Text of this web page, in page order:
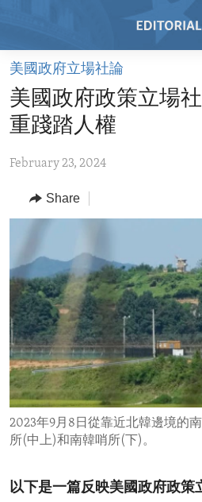
Skip
main
content
to
Navigation
Skip
Search
HOME
VIDEO
REGIONS
AFRICA
ASIA
EUROPE
MIDDLE EAST
TOPICS
SECURITY AND DEFENSE
AID AND DEVELOPMENT
DEMOCRACY AND
ECONOMY AND TRADE
ENVIRONMENT AND HEALTH
IDEALS AND INSTITUTIONS
ABOUT US
FOLLOW US
美國政府立場社論
美國政府政策立場
重踐踏人權
February 23, 2024
Share
2023年9月8日從靠近北韓邊境的
所(中上)和南韓哨所(下)。
以下是一篇反映美國政府政策